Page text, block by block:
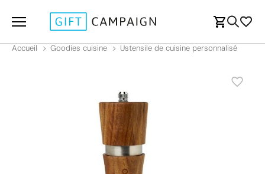
Accueil Goodies cuisine Ustensile de cuisine personnalisé